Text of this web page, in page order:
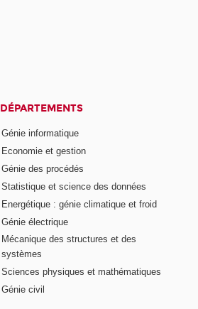
DÉPARTEMENTS
Génie informatique
Economie et gestion
Génie des procédés
Statistique et science des données
Energétique : génie climatique et froid
Génie électrique
Mécanique des structures et des
systèmes
Sciences physiques et mathématiques
Génie civil